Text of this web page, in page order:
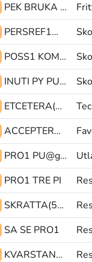
PEK BRUKA TITTA
PERSREF1@pr TECKNA PERSREF1@pr
POSS1 KOMPIS INUTI
INUTI PY PU@g
ETCETERA(5) MEN PRO1-TVÅ
ACCEPTERA(L) VARANDRA SÅ-ATT-SÄGA
PRO1 PU@g SÅ-ATT-SÄGA
PRO1 TRE PI
SKRATTA(5b) PEK FYFAN@b
SA SE PRO1
KVARSTANNA PRO1-TVÅ GLOSA:(SEDAN)